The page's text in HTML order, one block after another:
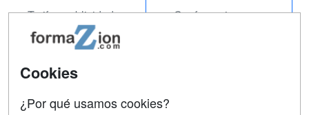
Tarifas publicidad
Acceso Usuarios
Acceso Centros
Conferencias
Cookies
¿Por qué usamos cookies?